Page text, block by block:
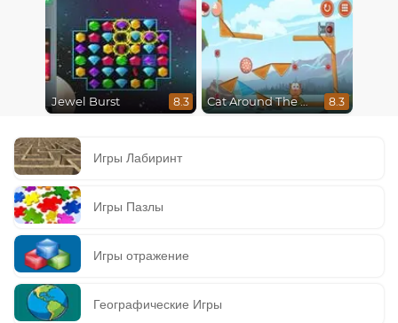
Jewel Burst 8.3 Cat Around The World 8.3
Игры Лабиринт
Игры Пазлы
Игры отражение
Географические Игры